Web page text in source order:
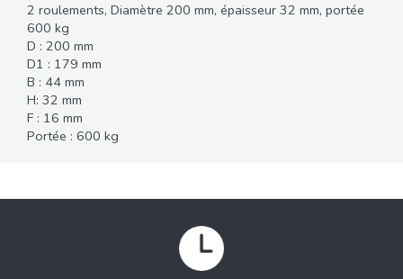
2 roulements, Diamètre 200 mm, épaisseur 32 mm, portée
600 kg
D : 200 mm
D1 : 179 mm
B : 44 mm
H: 32 mm
F : 16 mm
Portée : 600 kg